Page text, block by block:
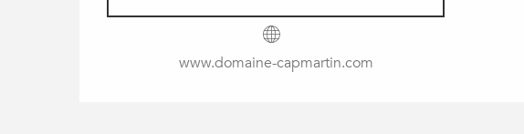
www.domaine-capmartin.com